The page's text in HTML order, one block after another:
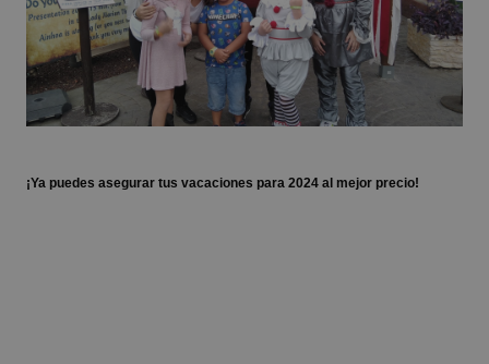
¡Ya puedes asegurar tus vacaciones para 2024 al mejor precio!